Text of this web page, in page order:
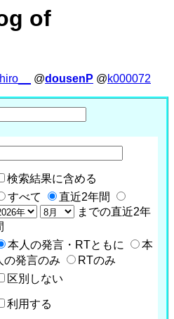
of
@dousenP @k000072
検索結果に含める
すべて
直近2年間
までの直近2年
本人の発言・RTともに
本
の発言のみ
RTのみ
区別しない
利用する